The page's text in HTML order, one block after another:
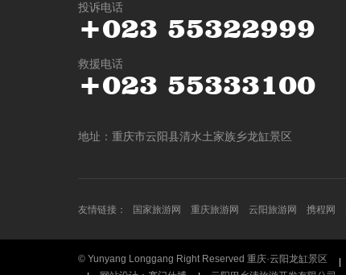
投诉电话
+023 55322999
救援电话
+023 55333100
地址：重庆市云阳县清水土家族乡龙缸景区
友情链接： 国家旅游网 重庆旅游网 云阳旅游网 携程网
© Yunyang Longgang Right Reserved 重庆·云阳龙缸景区